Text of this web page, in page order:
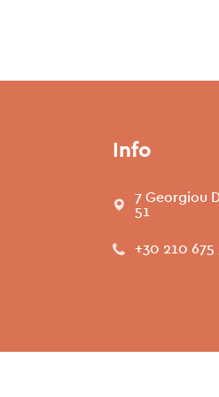
Info
7 Georgiou
51
+30 210 675